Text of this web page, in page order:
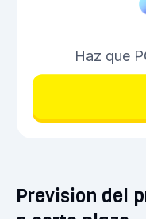
Haz que
Prevision del